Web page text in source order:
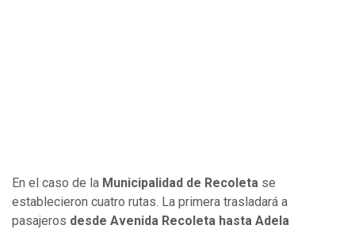
En el caso de la Municipalidad de Recoleta se
establecieron cuatro rutas. La primera trasladará a
pasajeros desde Avenida Recoleta hasta Adela